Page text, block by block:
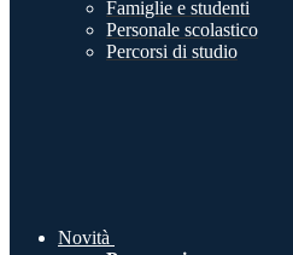
Famiglie e studenti
Personale scolastico
Percorsi di studio
Novità